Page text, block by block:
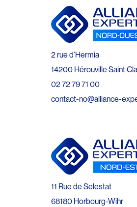
2 rue d’Hermia
14200 Hérouville Saint
02 72 79 71 00
contact-no@alliance-
11 Rue de Selestat
68180 Horbourg-Wihr